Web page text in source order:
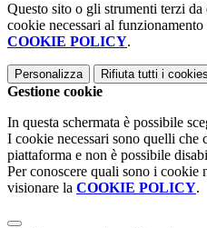
Questo sito o gli strumenti terzi
cookie necessari al
COOKIE POLICY.
Personalizza Rifiuta tutti i cookies
Gestione cookie
In questa schermata è possibile
I cookie necessari sono quelli che
piattaforma e non è possibile
Per conoscere quali sono i cookie
visionare la COOKIE POLICY.